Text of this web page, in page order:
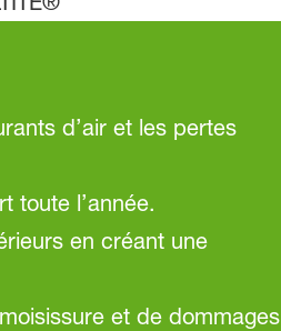
d’air et les pertes
toute l’année.
en créant une
et de dommages